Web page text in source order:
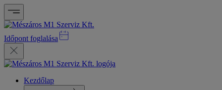
Időpont foglalása
Kezdőlap